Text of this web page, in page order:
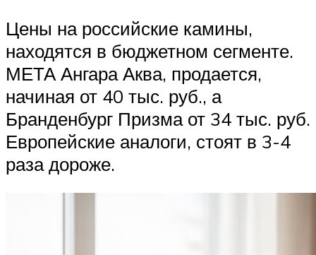
Цены на российские камины,
находятся в бюджетном сегменте.
МЕТА Ангара Аква, продается,
начиная от 40 тыс. руб., а
Бранденбург Призма от 34 тыс. руб.
Европейские аналоги, стоят в 3-4
раза дороже.